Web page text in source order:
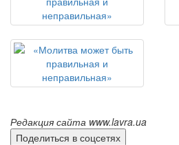
Редакция сайта www.lavra.ua
Поделиться в соцсетях